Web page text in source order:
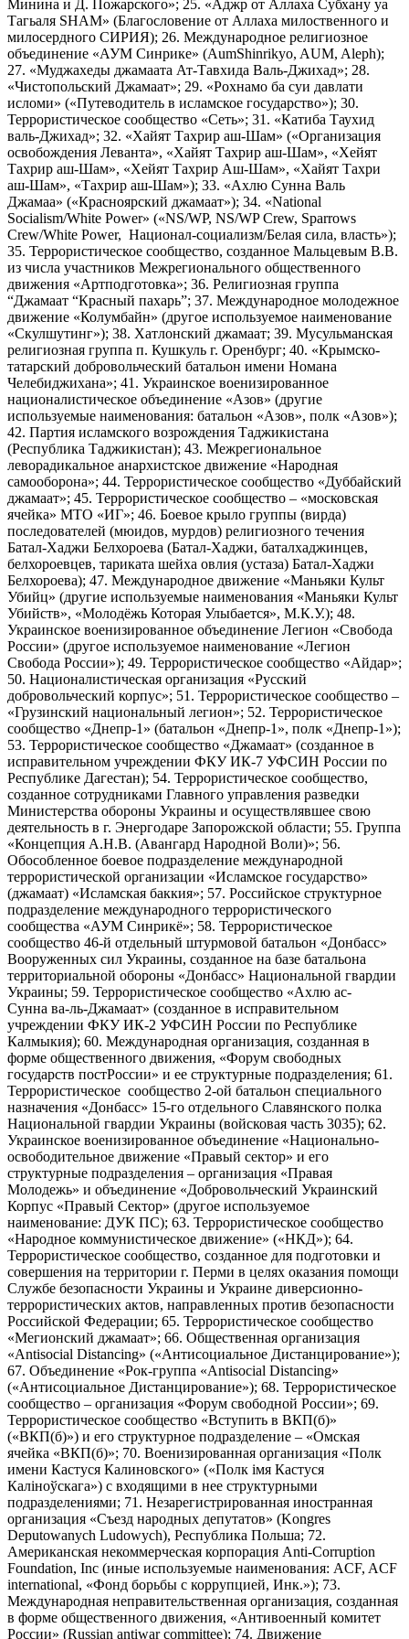
Минина и Д. Пожарского»; 25. «Аджр от Аллаха Субхану уа
Тагьаля SHAM» (Благословение от Аллаха милоственного и
милосердного СИРИЯ); 26. Международное религиозное
объединение «АУМ Синрике» (AumShinrikyo, AUM, Aleph);
27. «Муджахеды джамаата Ат-Тавхида Валь-Джихад»; 28.
«Чистопольский Джамаат»; 29. «Рохнамо ба суи давлати
исломи» («Путеводитель в исламское государство»); 30.
Террористическое сообщество «Сеть»; 31. «Катиба Таухид
валь-Джихад»; 32. «Хайят Тахрир аш-Шам» («Организация
освобождения Леванта», «Хайят Тахрир аш-Шам», «Хейят
Тахрир аш-Шам», «Хейят Тахрир Аш-Шам», «Хайят Тахри
аш-Шам», «Тахрир аш-Шам»); 33. «Ахлю Сунна Валь
Джамаа» («Красноярский джамаат»); 34. «National
Socialism/White Power» («NS/WP, NS/WP Crew, Sparrows
Crew/White Power, Национал-социализм/Белая сила, власть»);
35. Террористическое сообщество, созданное Мальцевым В.В.
из числа участников Межрегионального общественного
движения «Артподготовка»; 36. Религиозная группа
“Джамаат “Красный пахарь”; 37. Международное молодежное
движение «Колумбайн» (другое используемое наименование
«Скулшутинг»); 38. Хатлонский джамаат; 39. Мусульманская
религиозная группа п. Кушкуль г. Оренбург; 40. «Крымско-
татарский добровольческий батальон имени Номана
Челебиджихана»; 41. Украинское военизированное
националистическое объединение «Азов» (другие
используемые наименования: батальон «Азов», полк «Азов»);
42. Партия исламского возрождения Таджикистана
(Республика Таджикистан); 43. Межрегиональное
леворадикальное анархистское движение «Народная
самооборона»; 44. Террористическое сообщество «Дуббайский
джамаат»; 45. Террористическое сообщество – «московская
ячейка» МТО «ИГ»; 46. Боевое крыло группы (вирда)
последователей (мюидов, мурдов) религиозного течения
Батал-Хаджи Белхороева (Батал-Хаджи, баталхаджинцев,
белхороевцев, тариката шейха овлия (устаза) Батал-Хаджи
Белхороева); 47. Международное движение «Маньяки Культ
Убийц» (другие используемые наименования «Маньяки Культ
Убийств», «Молодёжь Которая Улыбается», М.К.У.); 48.
Украинское военизированное объединение Легион «Свобода
России» (другое используемое наименование «Легион
Свобода России»); 49. Террористическое сообщество «Айдар»;
50. Националистическая организация «Русский
добровольческий корпус»; 51. Террористическое сообщество –
«Грузинский национальный легион»; 52. Террористическое
сообщество «Днепр-1» (батальон «Днепр-1», полк «Днепр-1»);
53. Террористическое сообщество «Джамаат» (созданное в
исправительном учреждении ФКУ ИК-7 УФСИН России по
Республике Дагестан); 54. Террористическое сообщество,
созданное сотрудниками Главного управления разведки
Министерства обороны Украины и осуществлявшее свою
деятельность в г. Энергодаре Запорожской области; 55. Группа
«Концепция А.Н.В. (Авангард Народной Воли)»; 56.
Обособленное боевое подразделение международной
террористической организации «Исламское государство»
(джамаат) «Исламская баккия»; 57. Российское структурное
подразделение международного террористического
сообщества «АУМ Синрикё»; 58. Террористическое
сообщество 46-й отдельный штурмовой батальон «Донбасс»
Вооруженных сил Украины, созданное на базе батальона
территориальной обороны «Донбасс» Национальной гвардии
Украины; 59. Террористическое сообщество «Ахлю ас-
Сунна ва-ль-Джамаат» (созданное в исправительном
учреждении ФКУ ИК-2 УФСИН России по Республике
Калмыкия); 60. Международная организация, созданная в
форме общественного движения, «Форум свободных
государств постРоссии» и ее структурные подразделения; 61.
Террористическое сообщество 2-ой батальон специального
назначения «Донбасс» 15-го отдельного Славянского полка
Национальной гвардии Украины (войсковая часть 3035); 62.
Украинское военизированное объединение «Национально-
освободительное движение «Правый сектор» и его
структурные подразделения – организация «Правая
Молодежь» и объединение «Добровольческий Украинский
Корпус «Правый Сектор» (другое используемое
наименование: ДУК ПС); 63. Террористическое сообщество
«Народное коммунистическое движение» («НКД»); 64.
Террористическое сообщество, созданное для подготовки и
совершения на территории г. Перми в целях оказания помощи
Службе безопасности Украины и Украине диверсионно-
террористических актов, направленных против безопасности
Российской Федерации; 65. Террористическое сообщество
«Мегионский джамаат»; 66. Общественная организация
«Antisocial Distancing» («Антисоциальное Дистанцирование»);
67. Объединение «Рок-группа «Antisocial Distancing»
(«Антисоциальное Дистанцирование»); 68. Террористическое
сообщество – организация «Форум свободной России»; 69.
Террористическое сообщество «Вступить в ВКП(б)»
(«ВКП(б)») и его структурное подразделение – «Омская
ячейка «ВКП(б)»; 70. Военизированная организация «Полк
имени Кастуся Калиновского» («Полк iмя Кастуся
Калiноўскага») с входящими в нее структурными
подразделениями; 71. Незарегистрированная иностранная
организация «Съезд народных депутатов» (Kongres
Deputowanych Ludowych), Республика Польша; 72.
Американская некоммерческая корпорация Anti-Corruption
Foundation, Inc (иные используемые наименования: ACF, ACF
international, «Фонд борьбы с коррупцией, Инк.»); 73.
Международная неправительственная организация, созданная
в форме общественного движения, «Антивоенный комитет
России» (Russian antiwar committee); 74. Движение